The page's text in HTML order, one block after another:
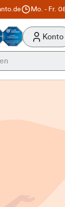
Mo. - Fr.
Konto